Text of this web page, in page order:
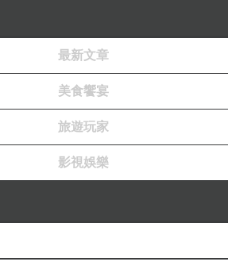
最新文章
美食饗宴
旅遊玩家
影視娛樂